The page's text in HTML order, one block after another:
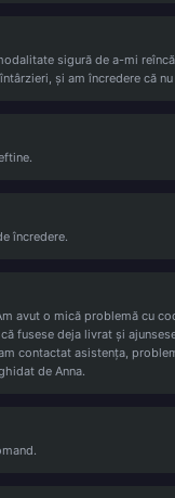
sigură de a-mi
și am încredere că
încredere.
avut o mică problemă cu
fusese deja livrat și
contactat asistența,
de Anna.